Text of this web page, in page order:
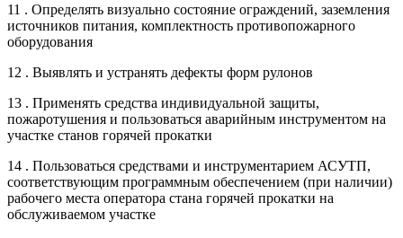
11 . Определять визуально состояние ограждений, заземления
источников питания, комплектность противопожарного
оборудования
12 . Выявлять и устранять дефекты форм рулонов
13 . Применять средства индивидуальной защиты,
пожаротушения и пользоваться аварийным инструментом на
участке станов горячей прокатки
14 . Пользоваться средствами и инструментарием АСУТП,
соответствующим программным обеспечением (при наличии)
рабочего места оператора стана горячей прокатки на
обслуживаемом участке